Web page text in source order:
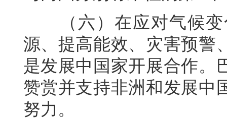
（六）在应对气候变
源、提高能效、灾害预警
是发展中国家开展合作。
赞赏并支持非洲和发展中
努力。